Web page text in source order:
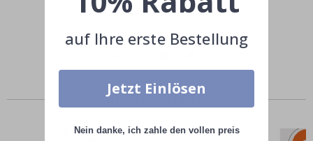
Teile dein Bild mit #namly_design
Ähnliche Produkte
auf Ihre erste Bestellung
Jetzt Einlösen
Nein danke, ich zahle den vollen preis